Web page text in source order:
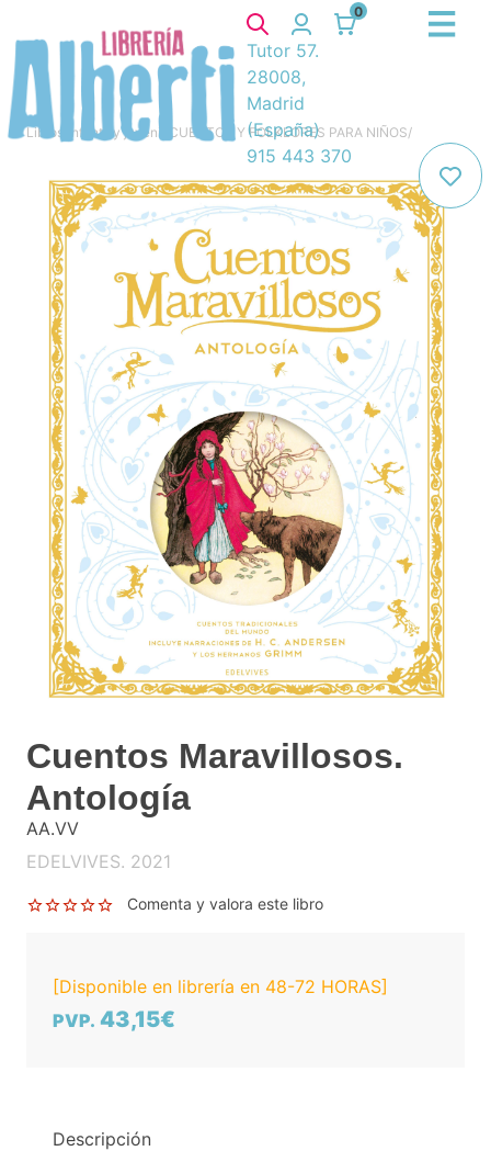
0
Tutor 57.
28008,
Madrid
(España)
915 443 370
Libros Infantil y juvenil CUENTOS Y FOLKLORES PARA NIÑOS/
Cuentos Maravillosos.
Antología
AA.VV
EDELVIVES. 2021
Comenta y valora este libro
[Disponible en librería en 48-72 HORAS]
PVP. 43,15€
Descripción